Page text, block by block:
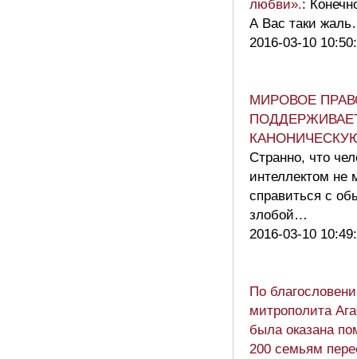
любви».:
А Вас таки
2016-03-10
МИРОВОЕ
Странно, что
интеллектом не
справиться с
злобой…
2016-03-10
По
митрополита
была оказана
200 семьям